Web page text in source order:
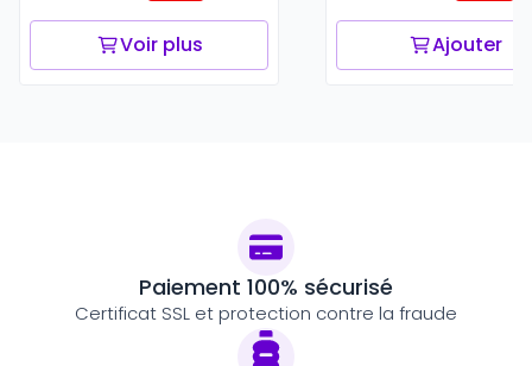
Voir plus Ajouter
Paiement 100% sécurisé
Certificat SSL et protection contre la fraude